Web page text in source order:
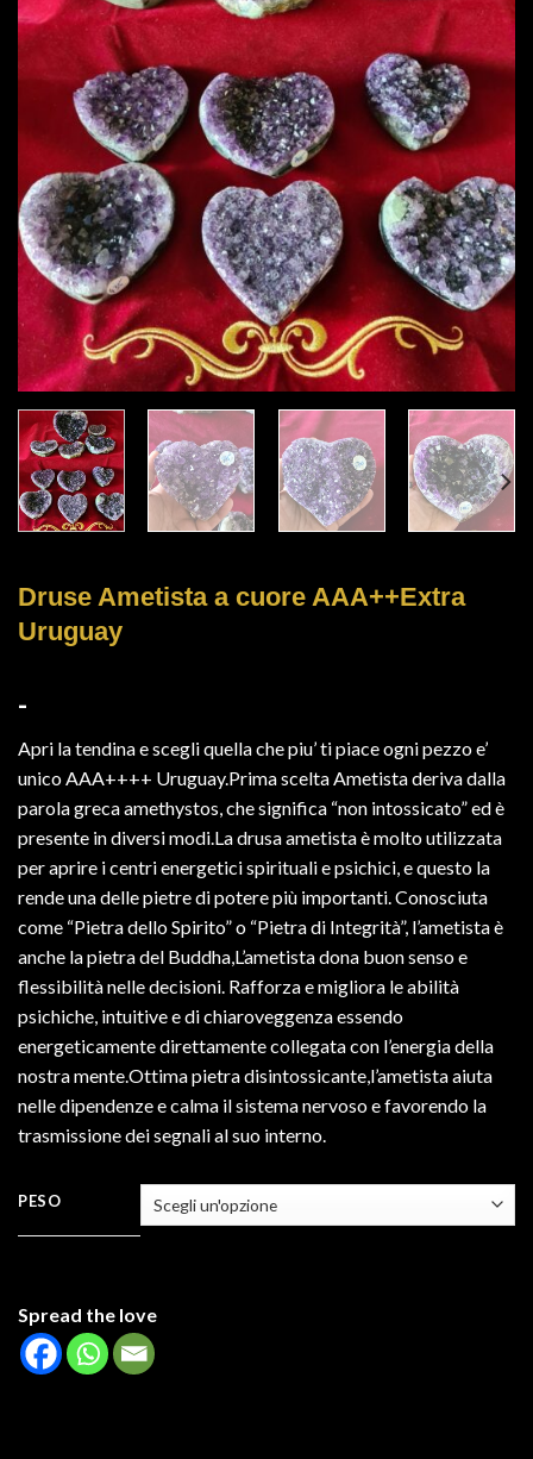
Druse Ametista a cuore AAA++Extra
Uruguay
-
prezzo:
da
165,00€
a
310,00€
Apri la tendina e scegli quella che piu’ ti piace ogni pezzo e’
unico AAA++++ Uruguay.Prima scelta Ametista deriva dalla
parola greca amethystos, che significa “non intossicato” ed è
presente in diversi modi.La drusa ametista è molto utilizzata
per aprire i centri energetici spirituali e psichici, e questo la
rende una delle pietre di potere più importanti. Conosciuta
come “Pietra dello Spirito” o “Pietra di Integrità”, l’ametista è
anche la pietra del Buddha,L’ametista dona buon senso e
flessibilità nelle decisioni. Rafforza e migliora le abilità
psichiche, intuitive e di chiaroveggenza essendo
energeticamente direttamente collegata con l’energia della
nostra mente.Ottima pietra disintossicante,l’ametista aiuta
nelle dipendenze e calma il sistema nervoso e favorendo la
trasmissione dei segnali al suo interno.
PESO
Spread the love